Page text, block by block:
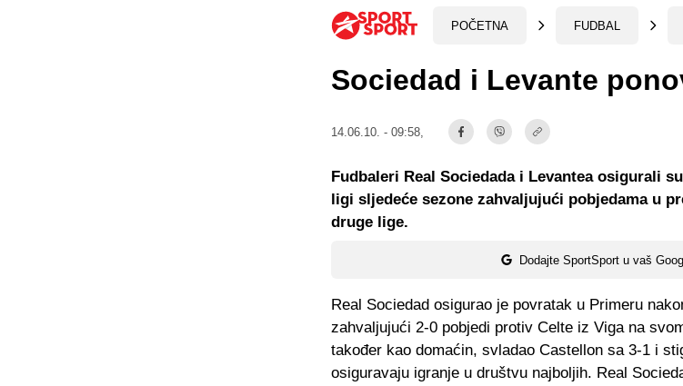
POČETNA FUDBAL
Sociedad i Levante
14.06.10. - 09:58,
Dodajte SportSport u vaš
Fudbaleri Real Sociedada i Levantea osigurali
ligi sljedeće sezone zahvaljujući pobjedama u
druge lige.
Real Sociedad osigurao je povratak u Primeru
zahvaljujući 2-0 pobjedi protiv Celte iz Viga na
također kao domaćin, svladao Castellon sa 3-1 i
osiguravaju igranje u društvu najboljih. Real